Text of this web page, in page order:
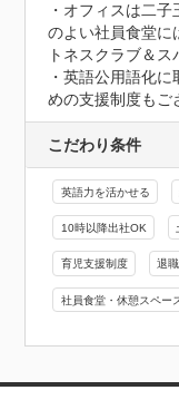
・オフィスは二
のよい社員食堂に
トネスクラブ＆ス
・英語公用語化
めの支援制度もご
こだわり条件
英語力を活かせる
10時以降出社OK
育児支援制度 退
社員食堂・休憩スペー